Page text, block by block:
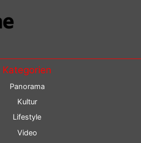
Kategorien
Panorama
Kultur
Lifestyle
Video